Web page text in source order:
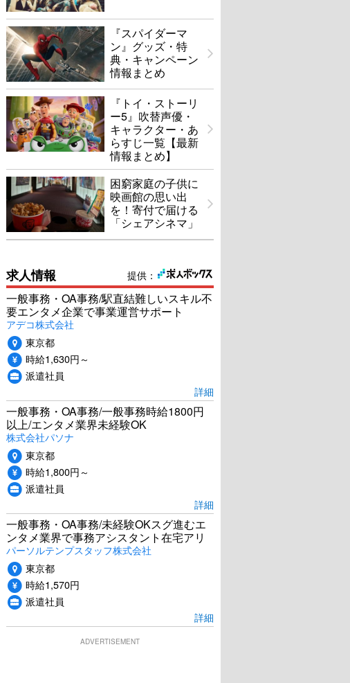
『スパイダーマ
ン』グッズ・特
典・キャンペーン
情報まとめ
『トイ・ストーリ
ー5』吹替声優・
キャラクター・あ
らすじ一覧【最新
情報まとめ】
困窮家庭の子供に
映画館の思い出
を！寄付で届ける
「シェアシネマ」
提供：
求人情報
一般事務・OA事務/駅直結難しいスキル不
要エンタメ企業で事業運営サポート
アデコ株式会社
東京都
時給1,630円～
派遣社員
詳細
一般事務・OA事務/一般事務時給1800円
以上/エンタメ業界未経験OK
株式会社パソナ
東京都
時給1,800円～
派遣社員
詳細
一般事務・OA事務/未経験OKスグ進むエ
ンタメ業界で事務アシスタント在宅アリ
パーソルテンプスタッフ株式会社
東京都
時給1,570円
派遣社員
詳細
ADVERTISEMENT